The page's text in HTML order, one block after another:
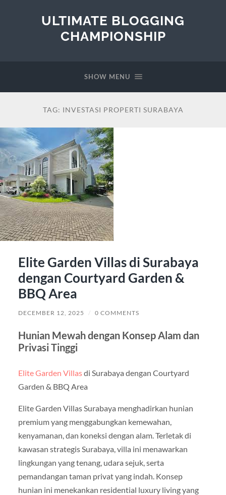
ULTIMATE BLOGGING
CHAMPIONSHIP
SHOW MENU
TAG: INVESTASI PROPERTI SURABAYA
Elite Garden Villas di Surabaya
dengan Courtyard Garden &
BBQ Area
DECEMBER 12, 2025 / 0 COMMENTS
Hunian Mewah dengan Konsep Alam dan
Privasi Tinggi
Elite Garden Villasdi Surabaya dengan Courtyard
Garden & BBQ Area
Elite Garden Villas Surabaya menghadirkan hunian
premium yang menggabungkan kemewahan,
kenyamanan, dan koneksi dengan alam. Terletak di
kawasan strategis Surabaya, villa ini menawarkan
lingkungan yang tenang, udara sejuk, serta
pemandangan taman privat yang indah. Konsep
hunian ini menekankan residential luxury living yang